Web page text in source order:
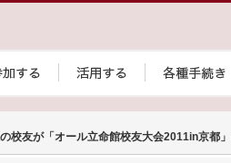
校友が「オール立命館校友大会2011in京都